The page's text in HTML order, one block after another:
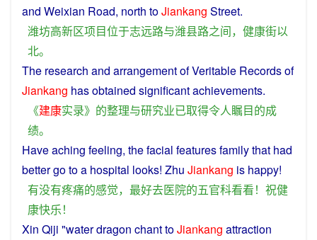
and Weixian Road, north toJiankang Street.
潍坊高新区项目位于志远路与潍县路之间， 健康街以
北。
The research and arrangementof Veritable Recordsof
Jiankang hasobtained significantachievements.
《建康实录》 的整理与研究业已取得令人瞩目的成
绩。
Haveaching feeling, thefacial featuresfamilythat had
bettergotoa hospital looks! Zhu Jiankang is happy!
有没有疼痛的感觉， 最好去医院的五官科看看！ 祝健
康快乐！
Xin Qiji "waterdragon chanttoJiankang attraction